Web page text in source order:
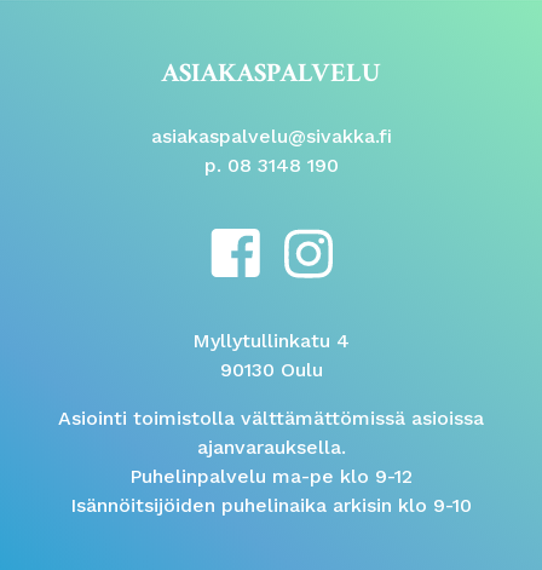
ASIAKASPALVELU
asiakaspalvelu@sivakka.fi
p. 08 3148 190
Myllytullinkatu 4
90130 Oulu
Asiointi toimistolla välttämättömissä asioissa
ajanvarauksella.
Puhelinpalvelu ma-pe klo 9-12
Isännöitsijöiden puhelinaika arkisin klo 9-10